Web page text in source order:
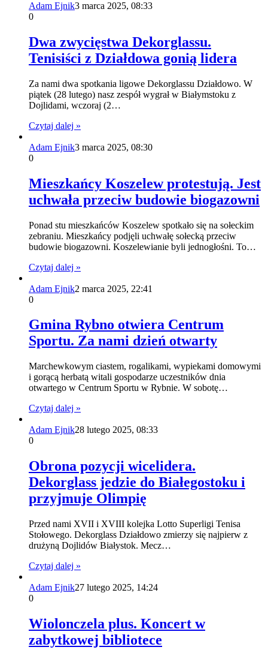
Adam Ejnik3 marca 2025, 08:33
0
Dwa zwycięstwa Dekorglassu.
Tenisiści z Działdowa gonią lidera
Za nami dwa spotkania ligowe Dekorglassu Działdowo. W
piątek (28 lutego) nasz zespół wygrał w Białymstoku z
Dojlidami, wczoraj (2…
Czytaj dalej »
Adam Ejnik3 marca 2025, 08:30
0
Mieszkańcy Koszelew protestują. Jest
uchwała przeciw budowie biogazowni
Ponad stu mieszkańców Koszelew spotkało się na sołeckim
zebraniu. Mieszkańcy podjęli uchwałę sołecką przeciw
budowie biogazowni. Koszelewianie byli jednogłośni. To…
Czytaj dalej »
Adam Ejnik2 marca 2025, 22:41
0
Gmina Rybno otwiera Centrum
Sportu. Za nami dzień otwarty
Marchewkowym ciastem, rogalikami, wypiekami domowymi
i gorącą herbatą witali gospodarze uczestników dnia
otwartego w Centrum Sportu w Rybnie. W sobotę…
Czytaj dalej »
Adam Ejnik28 lutego 2025, 08:33
0
Obrona pozycji wicelidera.
Dekorglass jedzie do Białegostoku i
przyjmuje Olimpię
Przed nami XVII i XVIII kolejka Lotto Superligi Tenisa
Stołowego. Dekorglass Działdowo zmierzy się najpierw z
drużyną Dojlidów Białystok. Mecz…
Czytaj dalej »
Adam Ejnik27 lutego 2025, 14:24
0
Wiolonczela plus. Koncert w
zabytkowej bibliotece